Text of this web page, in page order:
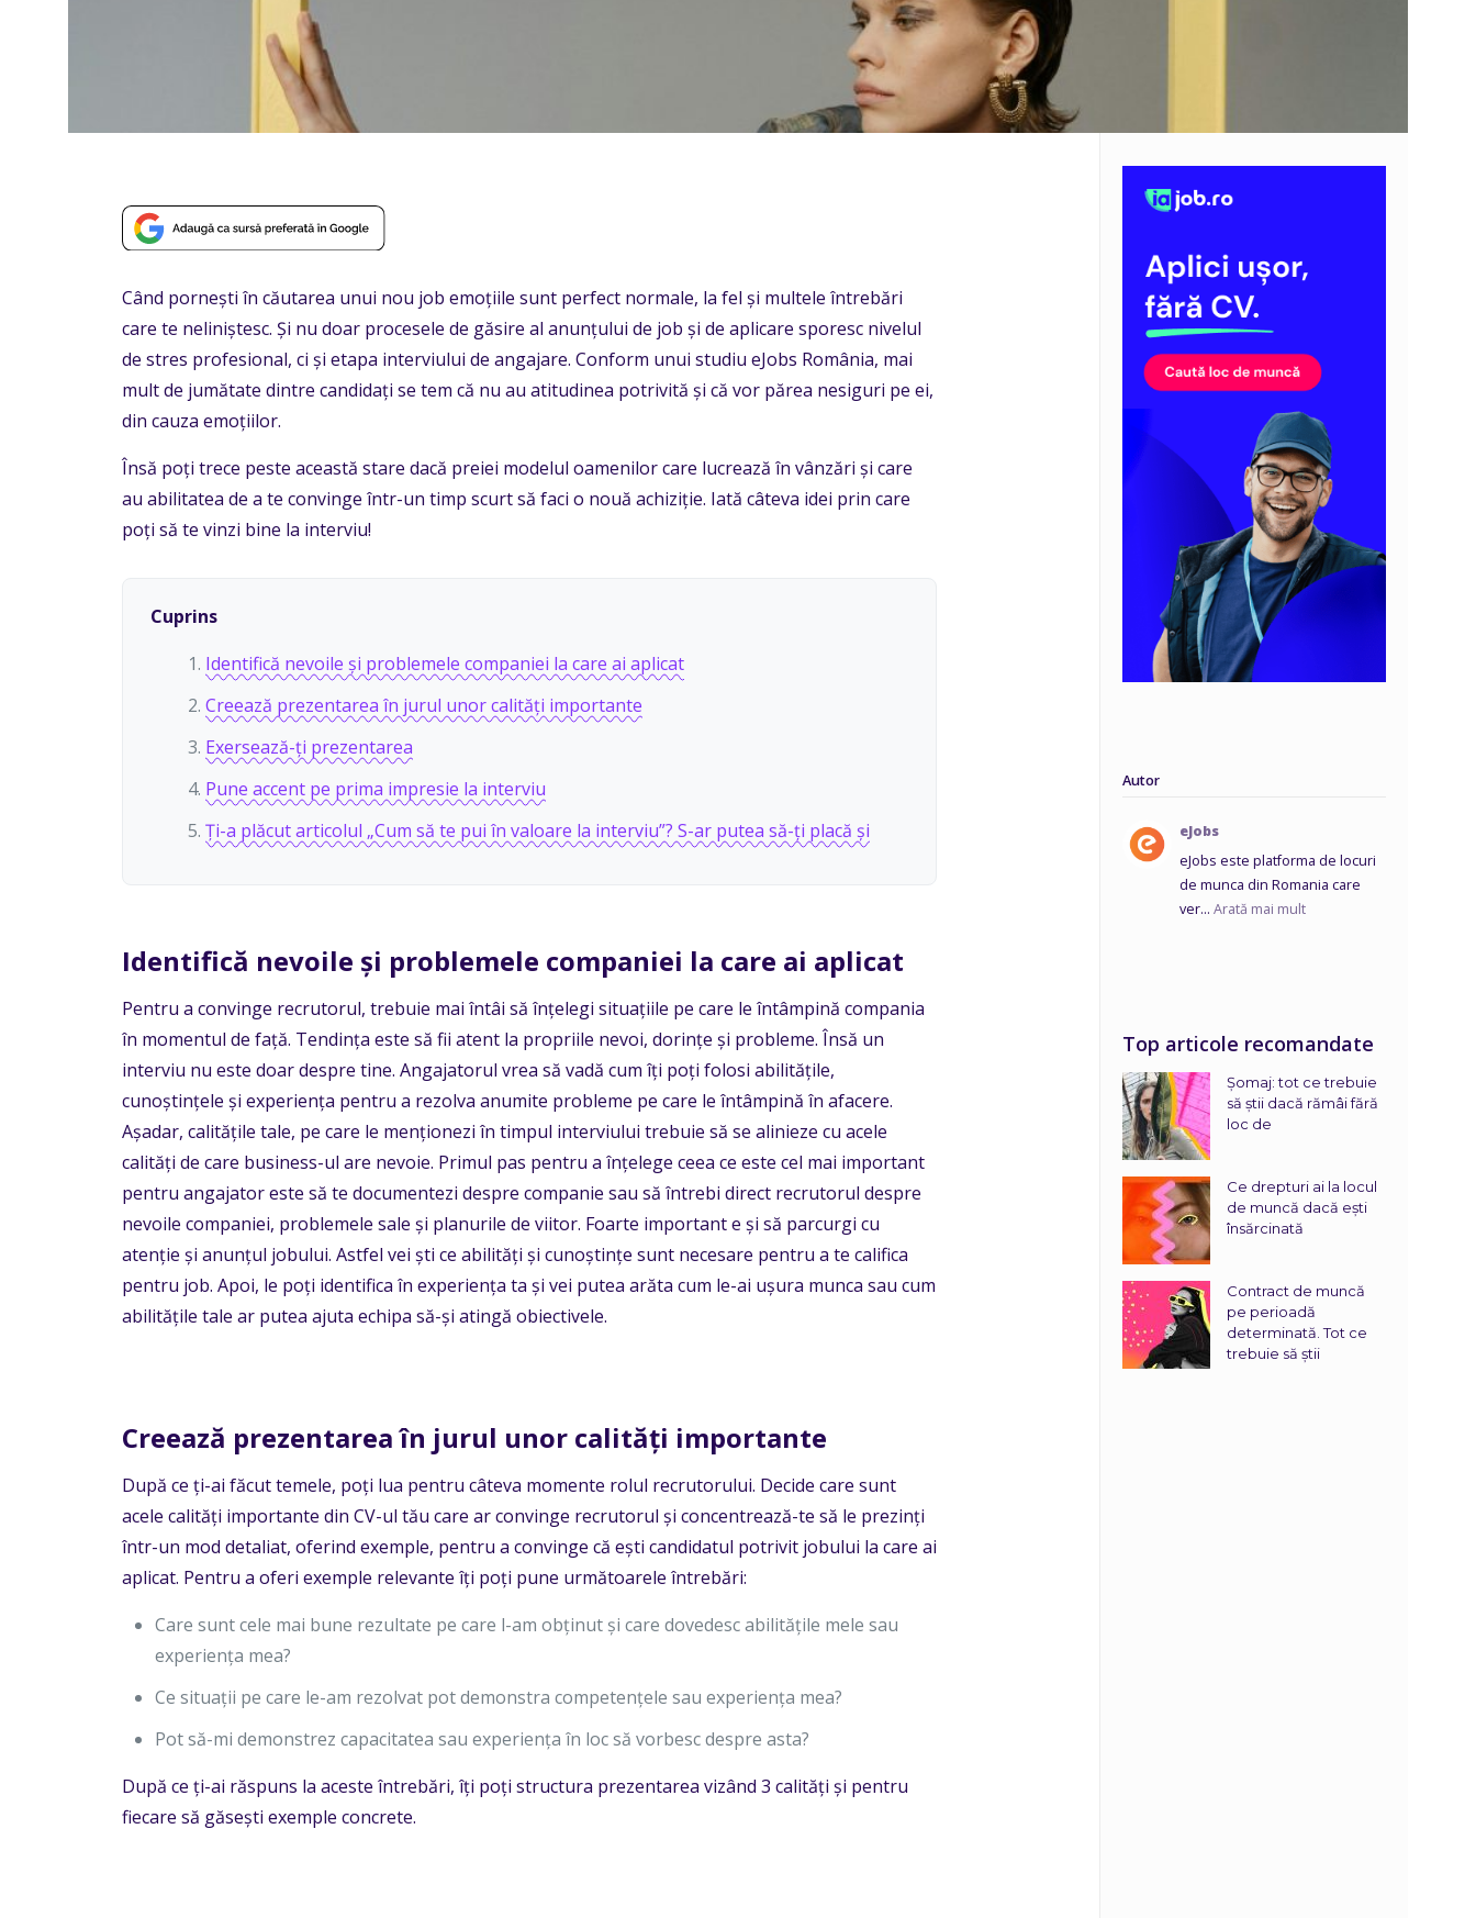
Când pornești în căutarea unui nou job emoțiile sunt perfect normale, la fel și multele întrebări
care te neliniștesc. Și nu doar procesele de găsire al anunțului de job și de aplicare sporesc nivelul
de stres profesional, ci și etapa interviului de angajare. Conform unui studiu eJobs România, mai
mult de jumătate dintre candidați se tem că nu au atitudinea potrivită și că vor părea nesiguri pe ei,
din cauza emoțiilor.
Însă poți trece peste această stare dacă preiei modelul oamenilor care lucrează în vânzări și care
au abilitatea de a te convinge într-un timp scurt să faci o nouă achiziție. Iată câteva idei prin care
poți să te vinzi bine la interviu!
Cuprins
Identifică nevoile și problemele companiei la care ai aplicat
Creează prezentarea în jurul unor calități importante
Exersează-ți prezentarea
Pune accent pe prima impresie la interviu
Ți-a plăcut articolul „Cum să te pui în valoare la interviu”? S-ar putea să-ți placă și
Identifică nevoile și problemele companiei la care ai aplicat
Pentru a convinge recrutorul, trebuie mai întâi să înțelegi situațiile pe care le întâmpină compania
în momentul de față. Tendința este să fii atent la propriile nevoi, dorințe și probleme. Însă un
interviu nu este doar despre tine. Angajatorul vrea să vadă cum îți poți folosi abilitățile,
cunoștințele și experiența pentru a rezolva anumite probleme pe care le întâmpină în afacere.
Așadar, calitățile tale, pe care le menționezi în timpul interviului trebuie să se alinieze cu acele
calități de care business-ul are nevoie. Primul pas pentru a înțelege ceea ce este cel mai important
pentru angajator este să te documentezi despre companie sau să întrebi direct recrutorul despre
nevoile companiei, problemele sale și planurile de viitor. Foarte important e și să parcurgi cu
atenție și anunțul jobului. Astfel vei ști ce abilități și cunoștințe sunt necesare pentru a te califica
pentru job. Apoi, le poți identifica în experiența ta și vei putea arăta cum le-ai ușura munca sau cum
abilitățile tale ar putea ajuta echipa să-și atingă obiectivele.
Creează prezentarea în jurul unor calități importante
După ce ți-ai făcut temele, poți lua pentru câteva momente rolul recrutorului. Decide care sunt
acele calități importante din CV-ul tău care ar convinge recrutorul și concentrează-te să le prezinți
într-un mod detaliat, oferind exemple, pentru a convinge că ești candidatul potrivit jobului la care ai
aplicat. Pentru a oferi exemple relevante îți poți pune următoarele întrebări:
Care sunt cele mai bune rezultate pe care l-am obținut și care dovedesc abilitățile mele sau
experiența mea?
Ce situații pe care le-am rezolvat pot demonstra competențele sau experiența mea?
Pot să-mi demonstrez capacitatea sau experiența în loc să vorbesc despre asta?
După ce ți-ai răspuns la aceste întrebări, îți poți structura prezentarea vizând 3 calități și pentru
fiecare să găsești exemple concrete.
Autor
eJobs
eJobs este platforma de locuri
de munca din Romania care
ver...Arată mai mult
Top articole recomandate
Șomaj: tot ce trebuie
să știi dacă rămâi fără
loc de
Ce drepturi ai la locul
de muncă dacă ești
însărcinată
Contract de muncă
pe perioadă
determinată. Tot ce
trebuie să știi